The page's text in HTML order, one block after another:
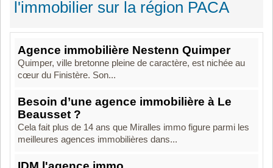
l'immobilier sur la région PACA
Agence immobilière Nestenn Quimper
Quimper, ville bretonne pleine de caractère, est nichée au
cœur du Finistère. Son...
Besoin d’une agence immobilière à Le
Beausset ?
Cela fait plus de 14 ans que Miralles immo figure parmi les
meilleures agences immobilières dans...